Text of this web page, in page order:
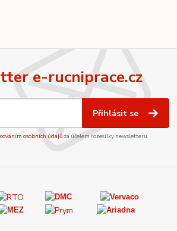
e-rucniprace.cz
Přihlásit se
osobních údajůza účelem rozesílky newsletteru.